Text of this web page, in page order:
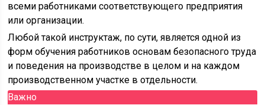
всеми работниками соответствующего предприятия
или организации.
Любой такой инструктаж, по сути, является одной из
форм обучения работников основам безопасного труда
и поведения на производстве в целом и на каждом
производственном участке в отдельности.
Важно